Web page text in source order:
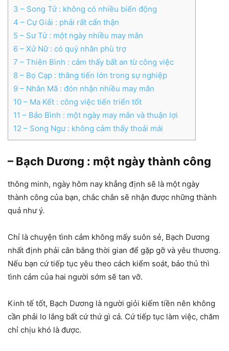
3 – Song Tử : không có nhiều biến động
4 – Cự Giải : phải rất cẩn thận
5 – Sư Tử : một ngày nhiều may mắn
6 – Xử Nữ : có quý nhân phù trợ
7 – Thiên Bình : cảm thấy bất an từ công việc
8 – Bọ Cạp : thăng tiến lớn trong sự nghiệp
9 – Nhân Mã : đón nhận nhiều may mắn
10 – Ma Kết : công việc tiến triển tốt
11 – Bảo Bình : một ngày may mắn và thuận lợi
12 – Song Ngư : không cảm thấy thoải mái
– Bạch Dương : một ngày thành công
thông minh, ngày hôm nay khẳng định sẽ là một ngày
thành công của bạn, chắc chắn sẽ nhận được những thành
quả như ý.
Chỉ là chuyện tình cảm không mấy suôn sẻ, Bạch Dương
nhất định phải cân bằng thời gian để gặp gỡ và yêu thương.
Nếu bạn cứ tiếp tục yêu theo cách kiểm soát, bảo thủ thì
tình cảm của hai người sớm sẽ tan vỡ.
Kinh tế tốt, Bạch Dương là người giỏi kiếm tiền nên không
cần phải lo lắng bất cứ thứ gì cả. Cứ tiếp tục làm việc, chăm
chỉ chịu khó là được.